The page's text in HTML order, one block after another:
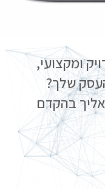
ומקצועי,
שלך?
בהקדם